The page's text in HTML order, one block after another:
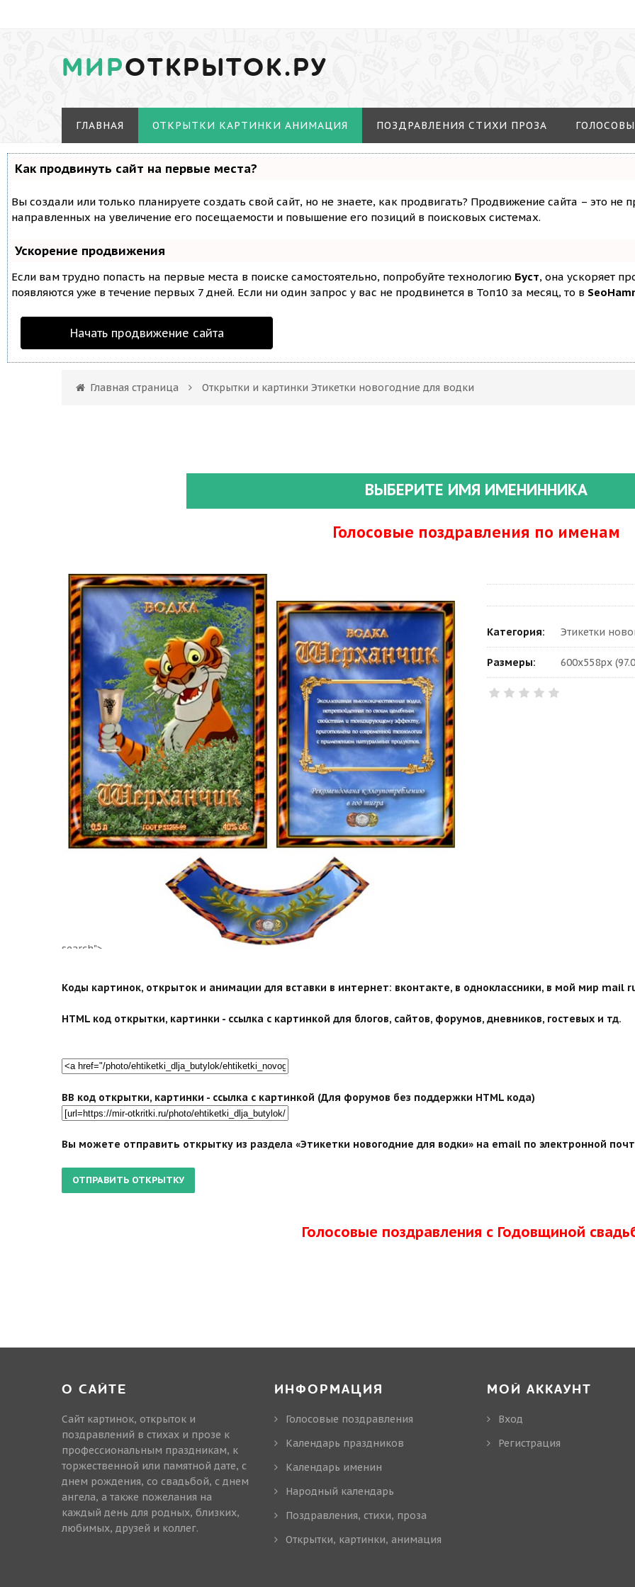
МИРОТКРЫТОК.РУ
ГЛАВНАЯ ОТКРЫТКИ КАРТИНКИ АНИМАЦИЯ ПОЗДРАВЛЕНИЯ СТИХИ ПРОЗА
Как продвинуть сайт на первые места?
Вы создали или только планируете создать свой сайт, но не знаете, как продвигать? Продвижение сайта – это
направленных на увеличение его посещаемости и повышение его позиций в поисковых системах.
Ускорение продвижения
Если вам трудно попасть на первые места в поиске самостоятельно, попробуйте технологию Буст, она ускоряет
появляются уже в течение первых 7 дней. Если ни один запрос у вас не продвинется в Топ10 за месяц, то в
Начать продвижение сайта
Главная страница Открытки и картинки Этикетки новогодние для водки
ВЫБЕРИТЕ ИМЯ ИМЕНИННИКА
Голосовые поздравления по именам
search">
Категория: Этикетки
Размеры: 600x558px
Коды картинок, открыток и анимации для вставки в интернет: вконтакте, в одноклассники, в мой мир mail
HTML код открытки, картинки - ссылка с картинкой для блогов, сайтов, форумов, дневников, гостевых и тд.
BB код открытки, картинки - ссылка с картинкой (Для форумов без поддержки HTML кода)
Вы можете отправить открытку из раздела «Этикетки новогодние для водки» на email по электронной
Голосовые поздравления с Годовщиной
О САЙТЕ
Сайт картинок, открыток и
поздравлений в стихах и прозе к
профессиональным праздникам, к
торжественной или памятной дате, с
днем рождения, со свадьбой, с днем
ангела, а также пожелания на
каждый день для родных, близких,
любимых, друзей и коллег.
ИНФОРМАЦИЯ
Голосовые поздравления
Календарь праздников
Календарь именин
Народный календарь
Поздравления, стихи, проза
Открытки, картинки, анимация
МОЙ АККАУНТ
Вход
Регистрация